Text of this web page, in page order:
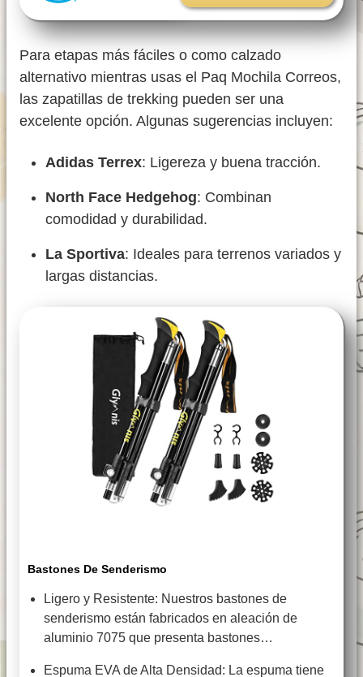
Para etapas más fáciles o como calzado
alternativo mientras usas el Paq Mochila Correos,
las zapatillas de trekking pueden ser una
excelente opción. Algunas sugerencias incluyen:
Adidas Terrex: Ligereza y buena tracción.
North Face Hedgehog: Combinan
comodidad y durabilidad.
La Sportiva: Ideales para terrenos variados y
largas distancias.
Bastones De Senderismo
Ligero y Resistente: Nuestros bastones de
senderismo están fabricados en aleación de
aluminio 7075 que presenta bastones…
Espuma EVA de Alta Densidad: La espuma tiene